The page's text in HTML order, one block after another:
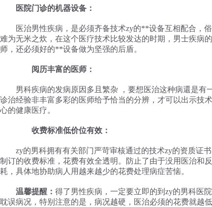
医院门诊的机器设备：
医治男性疾病，是必须齐备技术zy的**设备互相配合，
难为无米之炊，在这个医疗技术比较发达的时期，男士疾病
师，还必须好的**设备做为坚强的后盾。
阅历丰富的医师：
男科疾病的发病原因多且繁杂 ，要想医治这种病還是有
诊治经验非丰富多彩的医师给予恰当的分辨，才可以出示技
心的健康医疗。
收费标准低价位有效：
zy的男科拥有有关部门严苛审核通过的技术zy的资质证
制订的收费标准，花费有效全透明。防止了由于没用医治和
耗，具体地协助病人用越来越少的花费处理病症苦恼。
温馨提醒： 得了男性疾病，一定要立即的到zy的男科医
耽误病况，特别注意的是，病况越硬，医治必须的花费就越